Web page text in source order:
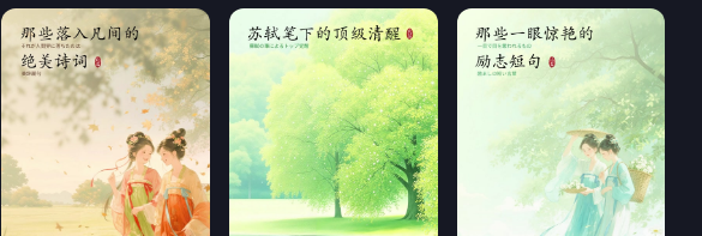
翻译#小语种
小语种